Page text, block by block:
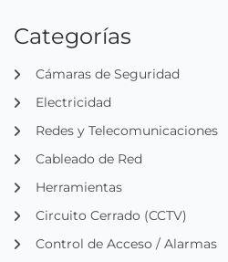
Categorías
Cámaras de Seguridad
Electricidad
Redes y Telecomunicaciones
Cableado de Red
Herramientas
Circuito Cerrado (CCTV)
Control de Acceso / Alarmas